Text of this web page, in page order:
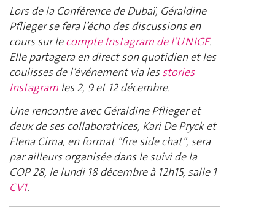
Lors de la Conférence de Dubaï, Géraldine
Pflieger se fera l’écho des discussions en
cours sur lecompte Instagram de l’UNIGE.
Elle partagera en direct son quotidien et les
coulisses de l’événement via lesstories
Instagram les 2, 9 et 12 décembre.
Une rencontre avec Géraldine Pflieger et
deux de ses collaboratrices, Kari De Pryck et
Elena Cima, en format "fire side chat", sera
par ailleurs organisée dans le suivi de la
COP 28, le lundi 18 décembre à 12h15, salle 1
CV1.